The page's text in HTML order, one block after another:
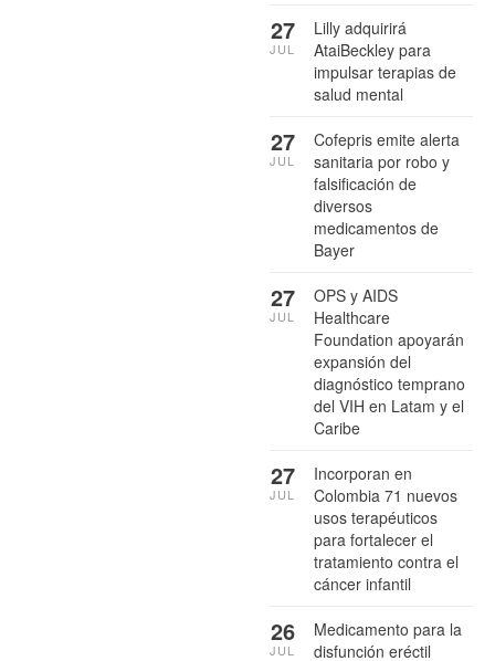
Lilly adquirirá
AtaiBeckley para
impulsar terapias de
salud mental
27
JUL
Cofepris emite alerta
sanitaria por robo y
falsificación de
diversos
medicamentos de
Bayer
27
JUL
OPS y AIDS
Healthcare
Foundation apoyarán
expansión del
diagnóstico temprano
del VIH en Latam y el
Caribe
27
JUL
Incorporan en
Colombia 71 nuevos
usos terapéuticos
para fortalecer el
tratamiento contra el
cáncer infantil
27
JUL
Medicamento para la
disfunción eréctil
26
JUL